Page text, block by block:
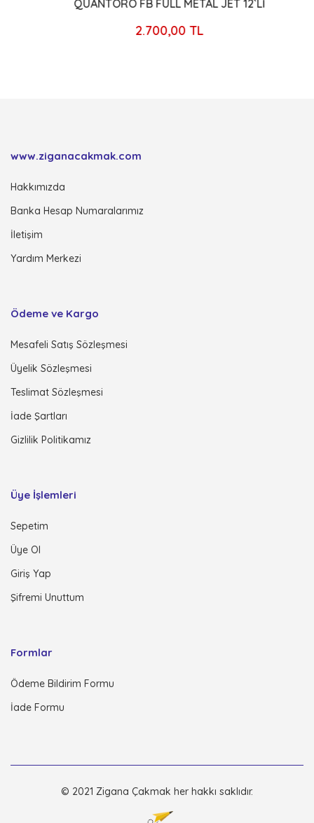
QUANTORO FB FULL METAL JET 12`Lİ
2.700,00 TL
www.ziganacakmak.com
Hakkımızda
Banka Hesap Numaralarımız
İletişim
Yardım Merkezi
Ödeme ve Kargo
Mesafeli Satış Sözleşmesi
Üyelik Sözleşmesi
Teslimat Sözleşmesi
İade Şartları
Gizlilik Politikamız
Üye İşlemleri
Sepetim
Üye Ol
Giriş Yap
Şifremi Unuttum
Formlar
Ödeme Bildirim Formu
İade Formu
© 2021 Zigana Çakmak her hakkı saklıdır.